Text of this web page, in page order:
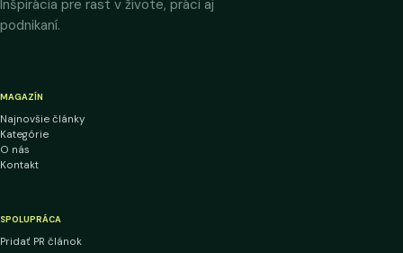
Inšpirácia pre rast v živote, práci aj
podnikaní.
MAGAZÍN
Najnovšie články
Kategórie
O nás
Kontakt
SPOLUPRÁCA
Pridať PR článok